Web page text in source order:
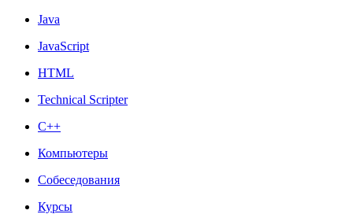
Java
JavaScript
HTML
Technical Scripter
C++
Компьютеры
Собеседования
Курсы